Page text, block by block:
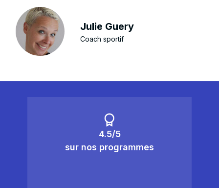
Julie Guery
Coach sportif
4.5/5
sur nos programmes